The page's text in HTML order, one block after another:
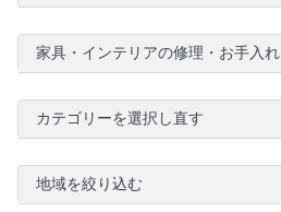
家具・インテリアの修理・お手入れ
カテゴリーを選択し直す
地域を絞り込む